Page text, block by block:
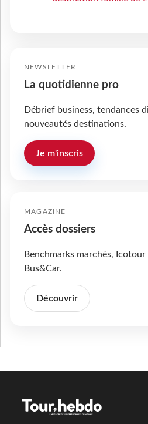
NEWSLETTER
La quotidienne pro
Débrief business, tendances
nouveautés destinations.
Je m'inscris
MAGAZINE
Accès dossiers
Benchmarks marchés,
Bus&Car.
Découvrir